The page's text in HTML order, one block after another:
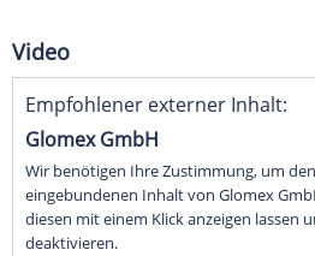
Video
Empfohlener externer Inhalt:
Glomex GmbH
Wir benötigen Ihre Zustimmung, um
eingebundenen Inhalt von Glomex
diesen mit einem Klick anzeigen lassen
deaktivieren.